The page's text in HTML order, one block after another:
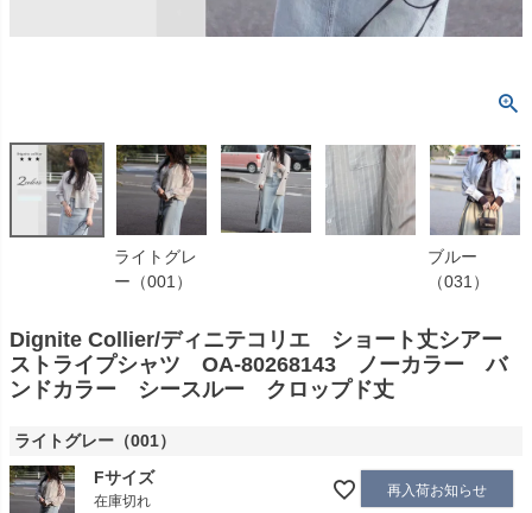
ライトグレ
ー（001）
ブルー
（031）
Dignite Collier/ディニテコリエ ショート丈シアー
ストライプシャツ OA-80268143 ノーカラー バ
ンドカラー シースルー クロップド丈
ライトグレー（001）
Fサイズ
在庫切れ
再入荷お知らせ